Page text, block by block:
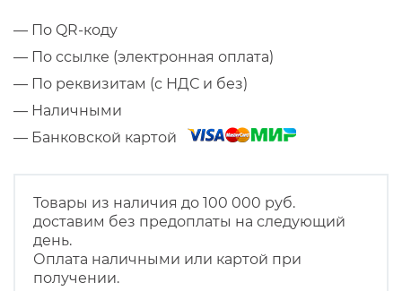
— По QR-коду
— По ссылке (электронная оплата)
— По реквизитам (с НДС и без)
— Наличными
— Банковской картой
Товары из наличия до 100 000 руб.
доставим без предоплаты на следующий
день.
Оплата наличными или картой при
получении.